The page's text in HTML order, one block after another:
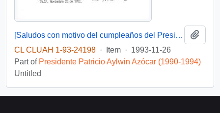
[Saludos con motivo del cumpleaños del Presidente]
CL CLUAH 1-93-24198 · Item · 1993-11-26
Part of Presidente Patricio Aylwin Azócar (1990-1994)
Untitled